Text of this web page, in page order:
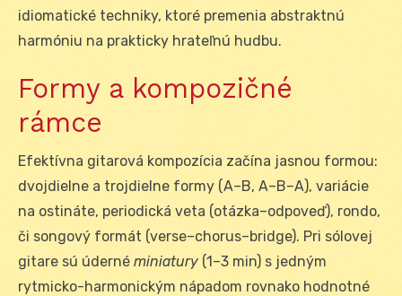
idiomatické techniky, ktoré premenia abstraktnú
harmóniu na prakticky hrateľnú hudbu.
Formy a kompozičné
rámce
Efektívna gitarová kompozícia začína jasnou formou:
dvojdielne a trojdielne formy (A–B, A–B–A), variácie
na ostináte, periodická veta (otázka–odpoveď), rondo,
či songový formát (verse–chorus–bridge). Pri sólovej
gitare sú úderné miniatury (1–3 min) s jedným
rytmicko-harmonickým nápadom rovnako hodnotné